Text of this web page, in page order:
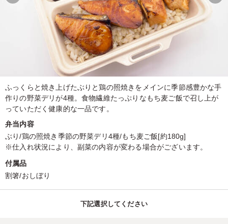
ふっくらと焼き上げたぶりと鶏の照焼きをメインに季節感豊かな手
作りの野菜デリが4種。食物繊維たっぷりなもち麦ご飯で召し上が
っていただく健康的な一品です。
弁当内容
ぶり/鶏の照焼き季節の野菜デリ4種/もち麦ご飯[約180g]
※仕入れ状況により、副菜の内容が変わる場合がございます。
付属品
割箸/おしぼり
下記選択してください